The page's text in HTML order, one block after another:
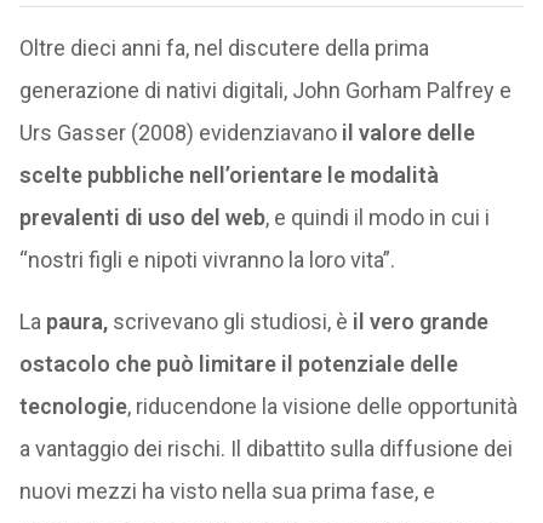
Oltre dieci anni fa, nel discutere della prima
generazione di nativi digitali, John Gorham Palfrey e
Urs Gasser (2008) evidenziavano il valore delle
scelte pubbliche nell’orientare le modalità
prevalenti di uso del web, e quindi il modo in cui i
“nostri figli e nipoti vivranno la loro vita”.
La paura,scrivevano gli studiosi, è il vero grande
ostacolo che può limitare il potenziale delle
tecnologie, riducendone la visione delle opportunità
a vantaggio dei rischi. Il dibattito sulla diffusione dei
nuovi mezzi ha visto nella sua prima fase, e